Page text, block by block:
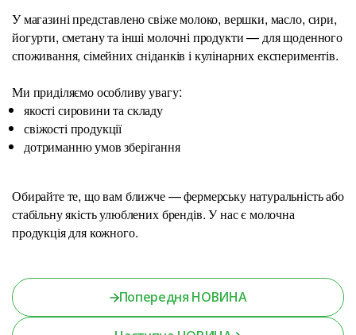
У магазині представлено свіже молоко, вершки, масло, сири,
йогурти, сметану та інші молочні продукти — для щоденного
споживання, сімейних сніданків і кулінарних експериментів.
Ми приділяємо особливу увагу:
якості сировини та складу
свіжості продукції
дотриманню умов зберігання
Обирайте те, що вам ближче — фермерську натуральність або
стабільну якість улюблених брендів. У нас є молочна
продукція для кожного.
Попередня НОВИНА